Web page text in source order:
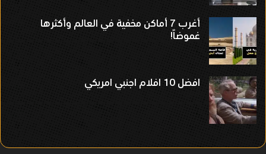
أغرب 7 أماكن مخفية في العالم وأكثرها
غموضاً!
افضل 10 افلام اجنبي امريكي